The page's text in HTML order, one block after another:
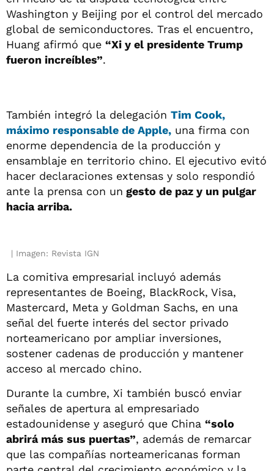
Washington y Beijing por el control del mercado
global de semiconductores. Tras el encuentro,
Huang afirmó que “Xi y el presidente Trump
fueron increíbles”.
También integró la delegación Tim Cook,
máximo responsable de Apple, una firma con
enorme dependencia de la producción y
ensamblaje en territorio chino. El ejecutivo evitó
hacer declaraciones extensas y solo respondió
ante la prensa con un gesto de paz y un pulgar
hacia arriba.
Imagen: Revista IGN
La comitiva empresarial incluyó además
representantes de Boeing, BlackRock, Visa,
Mastercard, Meta y Goldman Sachs, en una
señal del fuerte interés del sector privado
norteamericano por ampliar inversiones,
sostener cadenas de producción y mantener
acceso al mercado chino.
Durante la cumbre, Xi también buscó enviar
señales de apertura al empresariado
estadounidense y aseguró que China “solo
abrirá más sus puertas”, además de remarcar
que las compañías norteamericanas forman